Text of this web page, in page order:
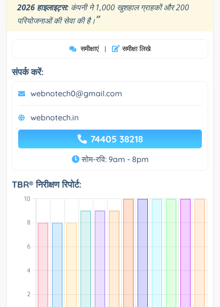
2026 हाइलाइट्स: कंपनी ने 1,000 खुशहाल ग्राहकों और 200
परियोजनाओं की सेवा की है।”
समीक्षाएं | समीक्षा लिखे
संपर्क करें:
webnotech0@gmail.com
webnotech.in
74405 38218
सोम-रवि: 9am - 8pm
TBR® निरीक्षण रिपोर्ट: